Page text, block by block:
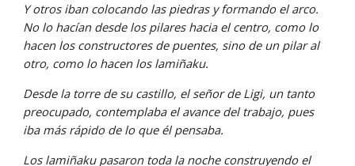
Y otros iban colocando las piedras y formando el arco.
No lo hacían desde los pilares hacia el centro, como lo
hacen los constructores de puentes, sino de un pilar al
otro, como lo hacen los lamiñaku.
Desde la torre de su castillo, el señor de Ligi, un tanto
preocu­pado, contemplaba el avance del trabajo, pues
iba más rápido de lo que él pensaba.
Los lamiñaku pasaron toda la noche construyendo el